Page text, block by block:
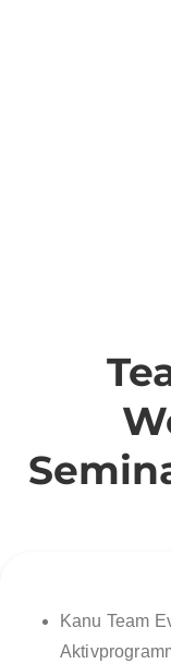
Kanu Team